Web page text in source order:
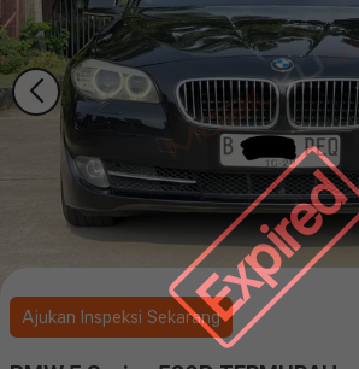
Expired
Ajukan Inspeksi Sekarang